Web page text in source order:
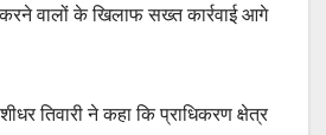
वालों के खिलाफ सख्त कार्रवाई आगे
तिवारी ने कहा कि प्राधिकरण क्षेत्र